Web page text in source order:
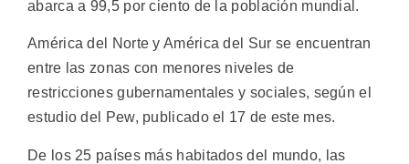
abarca a 99,5 por ciento de la población mundial.
América del Norte y América del Sur se encuentran
entre las zonas con menores niveles de
restricciones gubernamentales y sociales, según el
estudio del Pew, publicado el 17 de este mes.
De los 25 países más habitados del mundo, las